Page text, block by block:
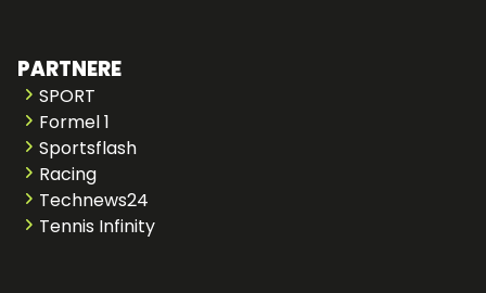
PARTNERE
SPORT
Formel 1
Sportsflash
Racing
Technews24
Tennis Infinity